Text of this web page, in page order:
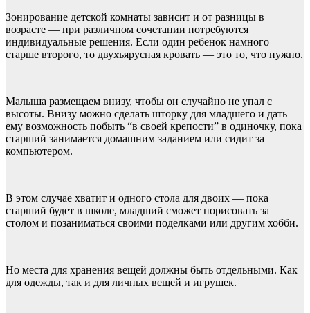
Зонирование детской комнаты зависит и от разницы в
возрасте — при различном сочетании потребуются
индивидуальные решения. Если один ребенок намного
старше второго, то двухъярусная кровать — это то, что нужно.
Малыша размещаем внизу, чтобы он случайно не упал с
высоты. Внизу можно сделать шторку для младшего и дать
ему возможность побыть “в своей крепости” в одиночку, пока
старший занимается домашним заданием или сидит за
компьютером.
В этом случае хватит и одного стола для двоих — пока
старший будет в школе, младший сможет порисовать за
столом и позаниматься своими поделками или другим хобби.
Но места для хранения вещей должны быть отдельными. Как
для одежды, так и для личных вещей и игрушек.